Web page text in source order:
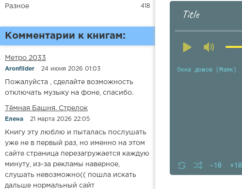
Разное 418
Комментарии к книгам:
Метро 2033
Aronfilder 24 июня 2026 01:03
Пожалуйста , сделайте возможность
отключать музыку на фоне, спасибо.
​​Тёмная Башня. Стрелок
Елена 21 марта 2026 22:05
Книгу эту люблю и пыталась послушать
уже не в первый раз, но именно на этом
сайте страница перезагружается каждую
минуту, из-за рекламы наверное,
слушать невозможно(( пошла искать
дальше нормальный сайт
Title
-10 +10
Окна домов (Маяк)